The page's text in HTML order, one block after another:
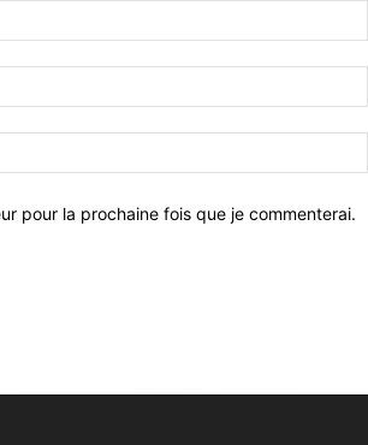
pour la prochaine fois que je commenterai.